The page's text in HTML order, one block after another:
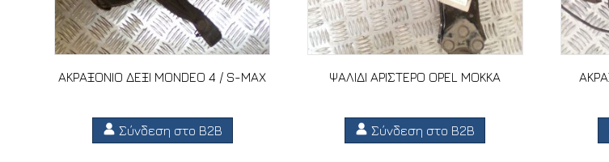
ΑΚΡΑΞΟΝΙΟ ΔΕΞΙ MONDEO 4 / S-MAX
Σύνδεση στο B2B
ΨΑΛΙΔΙ ΑΡΙΣΤΕΡΟ OPEL MOKKA
Σύνδεση στο B2B